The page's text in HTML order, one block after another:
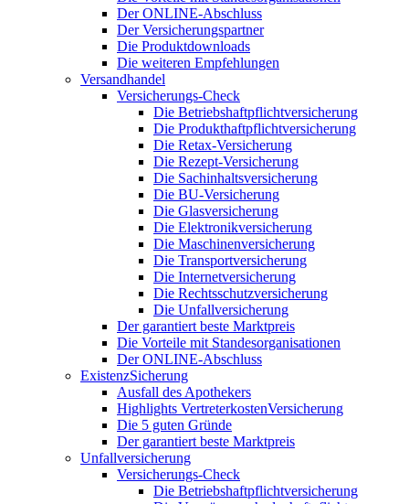
Der ONLINE-Abschluss
Der Versicherungspartner
Die Produktdownloads
Die weiteren Empfehlungen
Versandhandel
Versicherungs-Check
Die Betriebshaftpflichtversicherung
Die Produkthaftpflichtversicherung
Die Retax-Versicherung
Die Rezept-Versicherung
Die Sachinhaltsversicherung
Die BU-Versicherung
Die Glasversicherung
Die Elektronikversicherung
Die Maschinenversicherung
Die Transportversicherung
Die Internetversicherung
Die Rechtsschutzversicherung
Die Unfallversicherung
Der garantiert beste Marktpreis
Die Vorteile mit Standesorganisationen
Der ONLINE-Abschluss
ExistenzSicherung
Ausfall des Apothekers
Highlights VertreterkostenVersicherung
Die 5 guten Gründe
Der garantiert beste Marktpreis
Unfallversicherung
Versicherungs-Check
Die Betriebshaftpflichtversicherung